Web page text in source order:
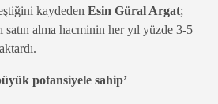
kaydedenEsin Güral Argat;
satın alma hacminin her yıl yüzde 3-5
potansiyele sahip’